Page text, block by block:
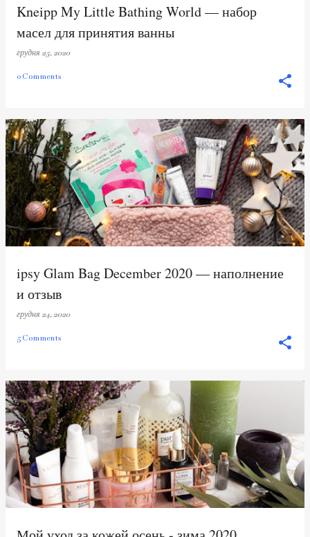
Kneipp My Little Bathing World — набор
масел для принятия ванны
грудня 25, 2020
0 Comments
ipsy Glam Bag December 2020 — наполнение
и отзыв
грудня 24, 2020
5 Comments